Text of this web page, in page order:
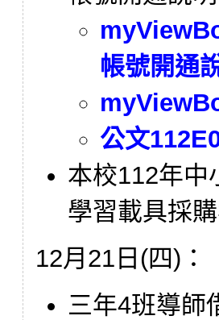
帳號開通
公文
本校112年中
學習載具採
12月21日(四)：
三年4班導師